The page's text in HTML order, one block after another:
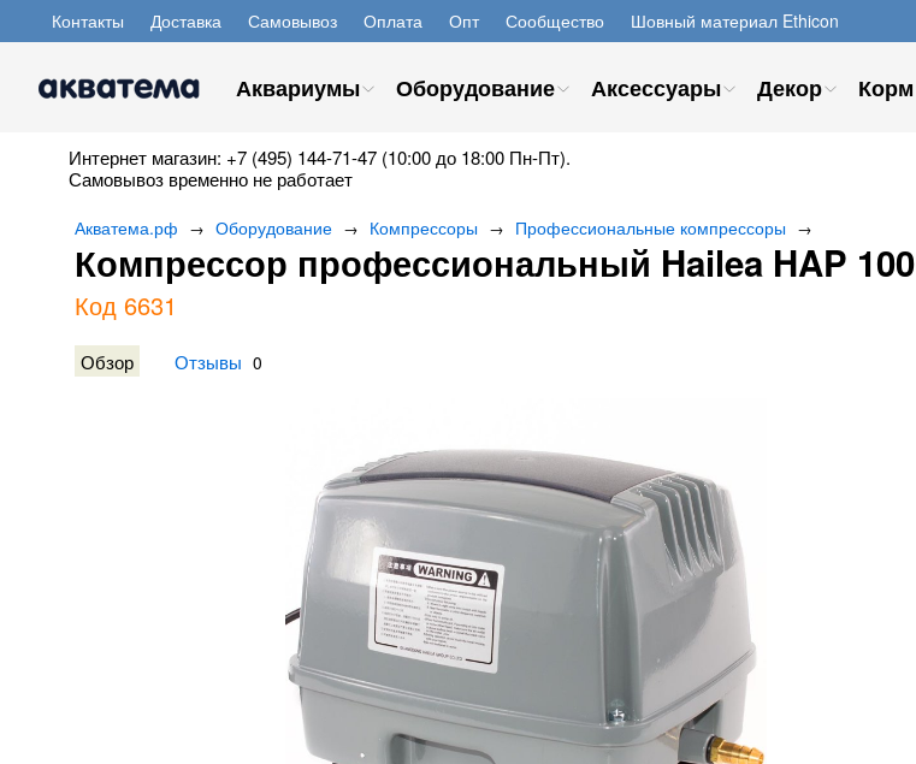
Контакты Доставка Самовывоз Оплата Опт Сообщество Шовный материал Ethicon
Аквариумы Оборудование Аксессуары Декор Корм
Интернет магазин: +7 (495) 144-71-47 (10:00 до 18:00 Пн-Пт).
Самовывоз временно не работает
Акватема.рф → Оборудование → Компрессоры → Профессиональные компрессоры →
Компрессор профессиональный Hailea HAP 100
Код 6631
Обзор Отзывы 0